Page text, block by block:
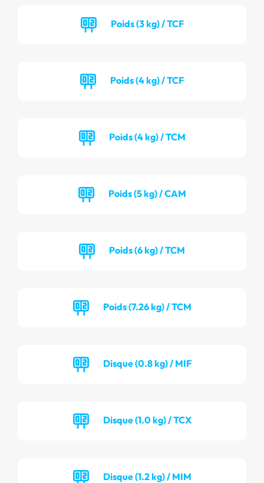
Poids (3 kg) / TCF
Poids (4 kg) / TCF
Poids (4 kg) / TCM
Poids (5 kg) / CAM
Poids (6 kg) / TCM
Poids (7.26 kg) / TCM
Disque (0.8 kg) / MIF
Disque (1.0 kg) / TCX
Disque (1.2 kg) / MIM